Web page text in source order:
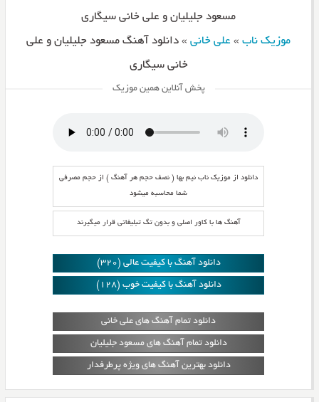
مسعود جلیلیان و علی خانی سیگاری
موزیک ناب» علی خانی» دانلود آهنگ مسعود جلیلیان و علی
خانی سیگاری
پخش آنلاین همین موزیک
دانلود از موزیک ناب نیم بها ( نصف حجم هر آهنگ ) از حجم مصرفی
شما محاسبه میشود
آهنگ ها با کاور اصلی و بدون تگ تبلیغاتی قرار میگیرند
دانلود آهنگ با کیفیت عالی (320)
دانلود آهنگ با کیفیت خوب (128)
دانلود تمام آهنگ های علی خانی
دانلود تمام آهنگ های مسعود جلیلیان
دانلود بهترین آهنگ های ویژه پرطرفدار